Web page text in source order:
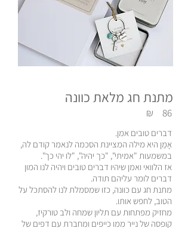
מתנת חג מלאת כוונה
86
₪
דברים טובים אמן.
אָמֵן היא מילה המציינת הסכמה לנאמר קודם לה,
במשמעות "אמיתי", "כך יהיה", "לו יהי כך".
אז הלוואי ואמן שיהיו דברים טובים ויהיה לנו המון
דברים לומר עליהם תודה.
מתנת חג עם כוונה, כזו שמסמלת לנו להסתכל על
הטוב, לחפש אותו.
מחזיק מפתחות עם תליון שמחה ולב טורקיז,
קופסה של נייר ממו כייפים ומחברת עם דפים של